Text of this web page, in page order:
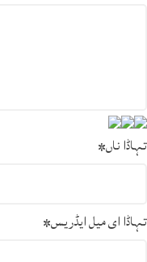
تہاڈا ناں*
تہاڈا ای میل ایڈریس*